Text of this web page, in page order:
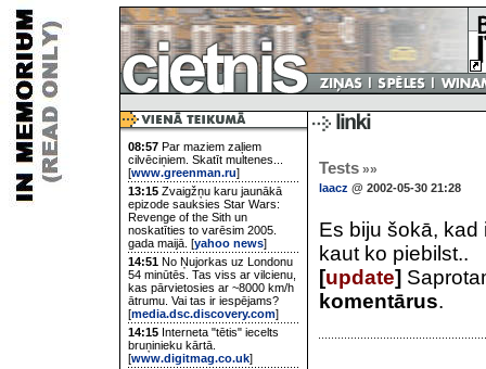
08:57 Par maziem zaļiem
cilvēciņiem. Skatīt multenes...
[www.greenman.ru]
13:15 Zvaigžņu karu jaunākā
epizode sauksies Star Wars:
Revenge of the Sith un
noskatīties to varēsim 2005.
gada maijā. [yahoo news]
14:51 No Ņujorkas uz Londonu
54 minūtēs. Tas viss ar vilcienu,
kas pārvietosies ar ~8000 km/h
ātrumu. Vai tas ir iespējams?
[media.dsc.discovery.com]
14:15 Interneta "tētis" iecelts
bruņinieku kārtā.
[www.digitmag.co.uk]
Tests »»
laacz @ 2002-05-30 21:28
Es biju šokā,
kaut ko piebilst..
[update]
komentārus.